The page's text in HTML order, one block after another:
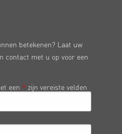
betekenen? Laat uw
contact met u op voor een
een * zijn vereiste velden